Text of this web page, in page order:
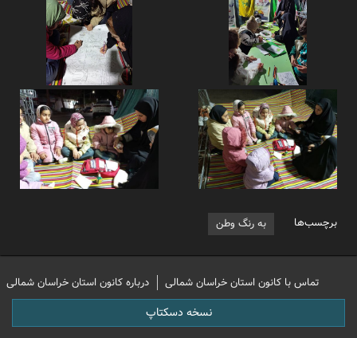
برچسب‌ها به رنگ وطن
تماس با کانون استان خراسان شمالی درباره کانون استان خراسان شمالی
نسخه دسکتاپ